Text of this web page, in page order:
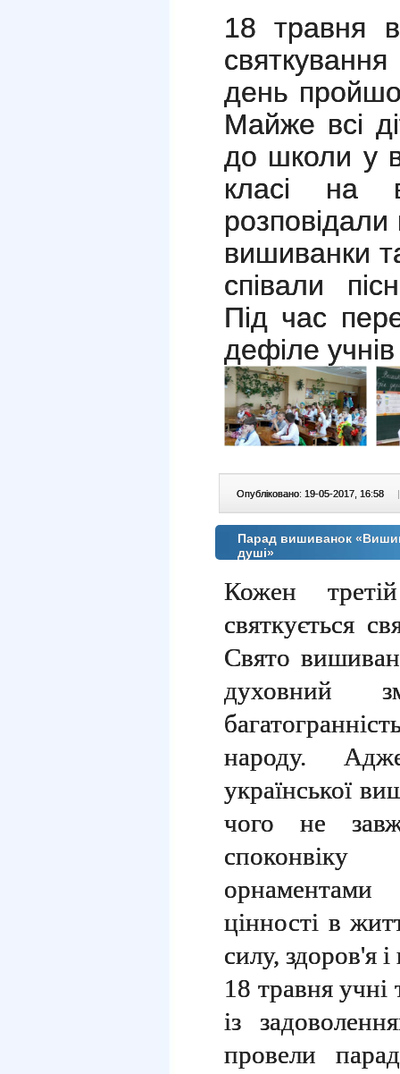
18 травня
день
Майже всі
до школи у
класі на
вишиванки
співали
Під час
дефіле
Опубліковано: 19-05-2017, 16:58 |
Парад вишиванок
душі»
Кожен
святкується
Свято
духовний
народу.
української
чого не
споконвіку
орнаментами
цінності в
силу, здоров'я
18 травня учні
із
провели